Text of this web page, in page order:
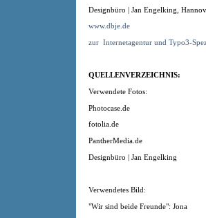
Designbüro | Jan Engelking,
www.dbje.de
zur Internetagentur und Typo3-
QUELLENVERZEICHNIS:
Verwendete Fotos:
Photocase.de
fotolia.de
PantherMedia.de
Designbüro | Jan Engelking
Verwendetes Bild:
"Wir sind beide Freunde": Jona